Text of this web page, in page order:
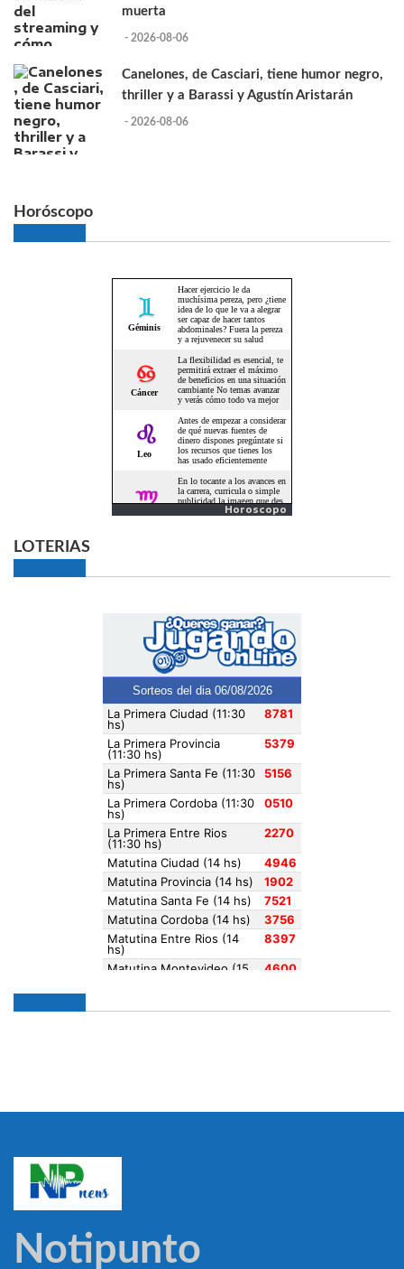
muerta
- 2026-08-06
Canelones, de Casciari, tiene humor negro,
thriller y a Barassi y Agustín Aristarán
- 2026-08-06
Horóscopo
Horoscopo
LOTERIAS
Notipunto